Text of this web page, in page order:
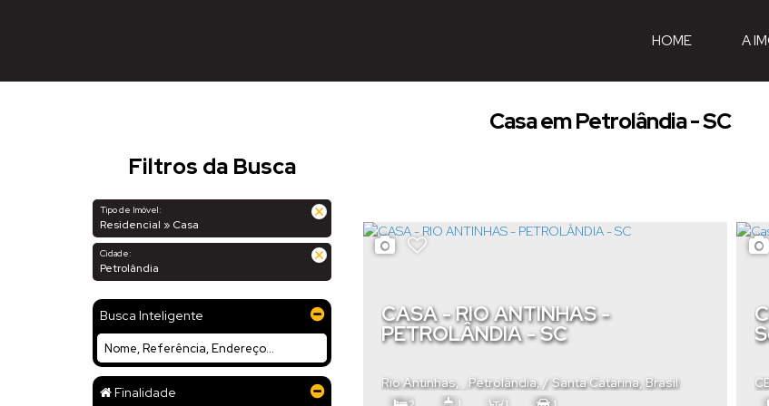
A
HOME
Casa em Petrolândia - SC
Filtros da Busca
Tipo de Imóvel:
Residencial » Casa
Cidade:
Petrolândia
Busca Inteligente
Finalidade
CASA - RIO ANTINHAS -
PETROLÂNDIA - SC
Rio Antinhas Petrolândia, Santa Catarina, Brasil